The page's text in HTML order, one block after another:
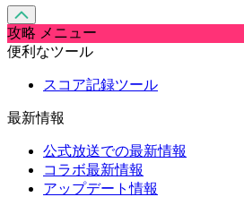
攻略 メニュー
便利なツール
スコア記録ツール
最新情報
公式放送での最新情報
コラボ最新情報
アップデート情報